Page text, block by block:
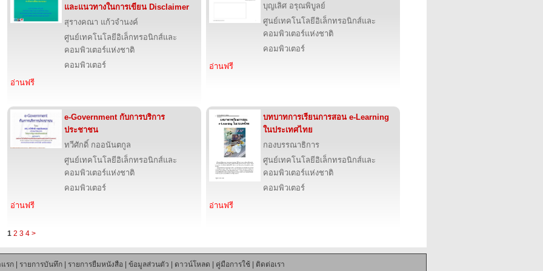
และแนวทางในการเขียน Disclaimer
สุรางคณา แก้วจำนงค์
ศูนย์เทคโนโลยีอิเล็กทรอนิกส์และ
คอมพิวเตอร์แห่งชาติ
คอมพิวเตอร์
อ่านฟรี
บุญเลิศ อรุณพิบูลย์
ศูนย์เทคโนโลยีอิเล็กทรอนิกส์และ
คอมพิวเตอร์แห่งชาติ
คอมพิวเตอร์
อ่านฟรี
e-Government กับการบริการ
ประชาชน
ทวีศักดิ์ กออนันตกูล
ศูนย์เทคโนโลยีอิเล็กทรอนิกส์และ
คอมพิวเตอร์แห่งชาติ
คอมพิวเตอร์
อ่านฟรี
บทบาทการเรียนการสอน e-Learning
ในประเทศไทย
กองบรรณาธิการ
ศูนย์เทคโนโลยีอิเล็กทรอนิกส์และ
คอมพิวเตอร์แห่งชาติ
คอมพิวเตอร์
อ่านฟรี
1 2 3 4 >
รก| รายการบันทึก| รายการยืมหนังสือ ข้อมูลส่วนตัว ดาวน์โหลด คู่มือการใช้| ติดต่อเรา